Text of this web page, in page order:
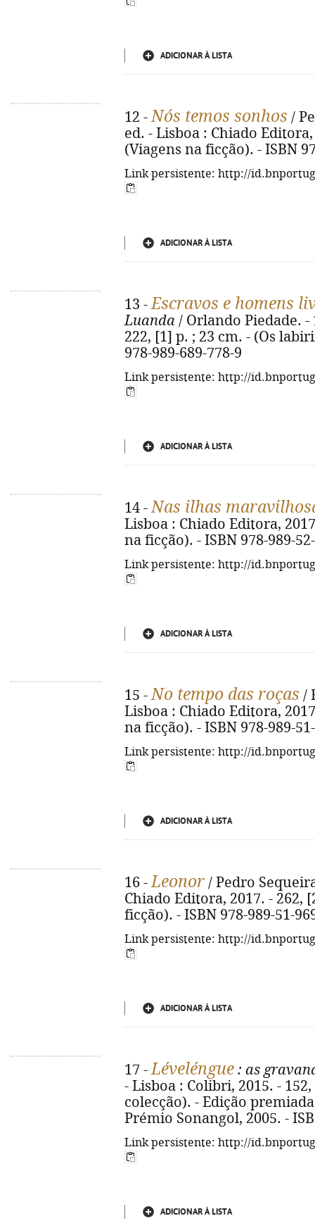
ADICIONAR À LISTA
12 -Nós temos sonhos /
ed. - Lisboa : Chiado
(Viagens na ficção). - ISBN
Link persistente: http://
ADICIONAR À LISTA
13 -Escravos e homens
Luanda / Orlando Piedade. -
222, [1] p. ; 23 cm. - (Os
978-989-689-778-9
Link persistente: http://
ADICIONAR À LISTA
14 -Nas ilhas
Lisboa : Chiado Editora,
na ficção). - ISBN 978-989-
Link persistente: http://
ADICIONAR À LISTA
15 -No tempo das roças /
Lisboa : Chiado Editora,
na ficção). - ISBN 978-989-
Link persistente: http://
ADICIONAR À LISTA
16 -Leonor / Pedro
Chiado Editora, 2017. - 262,
ficção). - ISBN 978-989-51-
Link persistente: http://
ADICIONAR À LISTA
17 -Léveléngue : as
- Lisboa : Colibri, 2015. -
colecção). - Edição
Prémio Sonangol, 2005. -
Link persistente: http://
ADICIONAR À LISTA